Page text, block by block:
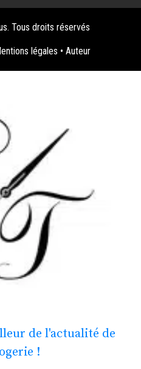
Tous droits réservés
légales • Auteur
de l'actualité de
!